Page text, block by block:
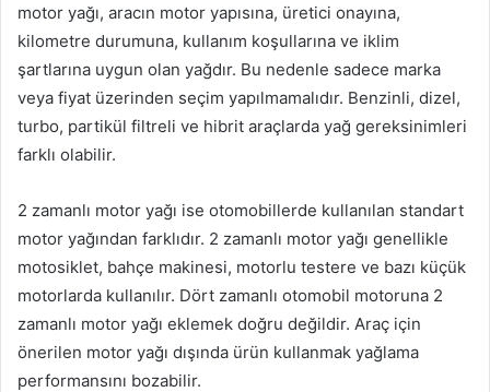
motor yağı, aracın motor yapısına, üretici onayına,
kilometre durumuna, kullanım koşullarına ve iklim
şartlarına uygun olan yağdır. Bu nedenle sadece marka
veya fiyat üzerinden seçim yapılmamalıdır. Benzinli, dizel,
turbo, partikül filtreli ve hibrit araçlarda yağ gereksinimleri
farklı olabilir.
2 zamanlı motor yağı ise otomobillerde kullanılan standart
motor yağından farklıdır. 2 zamanlı motor yağı genellikle
motosiklet, bahçe makinesi, motorlu testere ve bazı küçük
motorlarda kullanılır. Dört zamanlı otomobil motoruna 2
zamanlı motor yağı eklemek doğru değildir. Araç için
önerilen motor yağı dışında ürün kullanmak yağlama
performansını bozabilir.